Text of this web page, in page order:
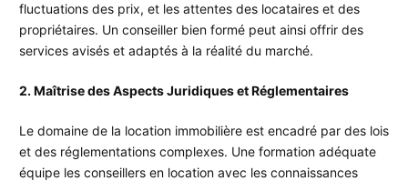
fluctuations des prix, et les attentes des locataires et des
propriétaires. Un conseiller bien formé peut ainsi offrir des
services avisés et adaptés à la réalité du marché.
2. Maîtrise des Aspects Juridiques et Réglementaires
Le domaine de la location immobilière est encadré par des lois
et des réglementations complexes. Une formation adéquate
équipe les conseillers en location avec les connaissances